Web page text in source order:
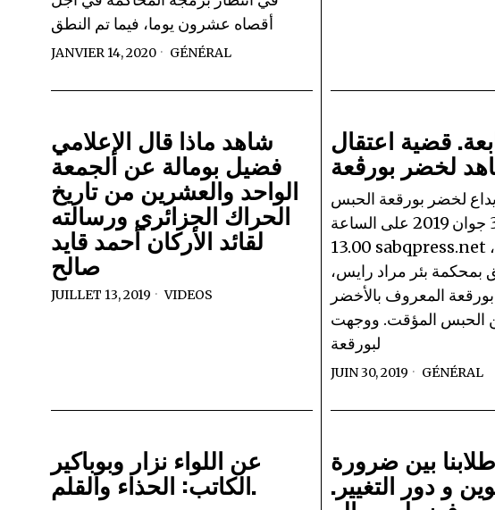
أقصاه عشرون يوما، فيما تم النطق
JANVIER 14, 2020 GÉNÉRAL
شاهد ماذا قال الإعلامي
فضيل بومالة عن الجمعة
الواحد والعشرين من تاريخ
الحراك الجزائري ورسالته
لقائد الأركان أحمد قايد
صالح
JUILLET 13, 2019 VIDEOS
قضية اعتقال
لخضر بورڨعة
لخضر بورقعة الحبس
المؤقت 30 جوان 2019 على الساعة
13.00 sabqpress.net أمر اليوم،
بمحكمة بئر مراد رايس،
المعروف بالأخضر
الحبس المؤقت. ووجهت
لبورقعة
JUIN 30, 2019 GÉNÉRAL
عن اللواء نزار وبوباكير
الكاتب: الحذاء والقلم.
بين ضرورة
و دور التغيير.